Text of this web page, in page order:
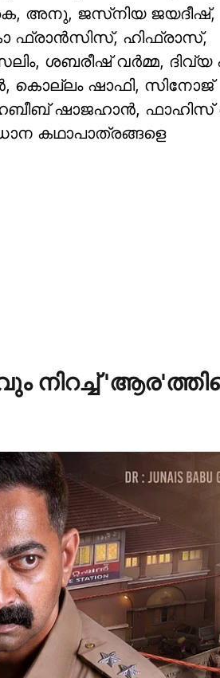
അനു, ജസ്‌നിയ ജയദീഷ്,
ഫ്രാൻസിസ്, ഹിഫ്രാസ്,
ശബരീഷ് വർമ്മ, ദിവ്യ
കൊല്ലം ഷാഫി, സിനോജ്
ഷാജഹാൻ, ഫാഹിസ്
കഥാപാത്രങ്ങളെ